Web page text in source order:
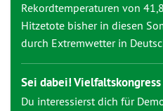
Rekordtemperaturen von
Hitzetote bisher in diesen
durch Extremwetter in
Sei dabei!
Du interessierst dich für